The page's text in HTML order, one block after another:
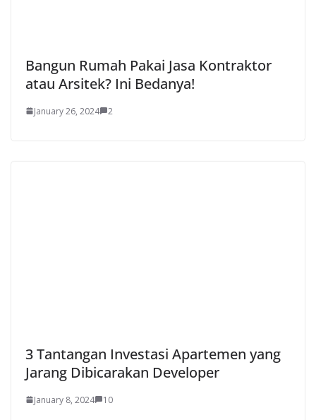
Bangun Rumah Pakai Jasa Kontraktor
atau Arsitek? Ini Bedanya!
January 26, 2024 2
3 Tantangan Investasi Apartemen yang
Jarang Dibicarakan Developer
January 8, 2024 10